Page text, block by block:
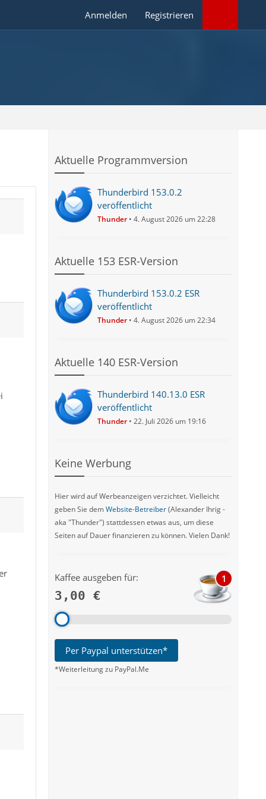
Anmelden Registrieren
Aktuelle Programmversion
Thunderbird 153.0.2
veröffentlicht
Thunder 4. August 2026 um 22:28
Aktuelle 153 ESR-Version
Thunderbird 153.0.2 ESR
veröffentlicht
Thunder 4. August 2026 um 22:34
Aktuelle 140 ESR-Version
Thunderbird 140.13.0 ESR
veröffentlicht
Thunder 22. Juli 2026 um 19:16
Keine Werbung
Hier wird auf Werbeanzeigen verzichtet. Vielleicht
geben Sie demWebsite-Betreiber(Alexander Ihrig -
aka "Thunder") stattdessen etwas aus, um diese
Seiten auf Dauer finanzieren zu können. Vielen Dank!
Kaffee ausgeben für:
3,00 €
1
Per Paypal unterstützen*
*Weiterleitung zu PayPal.Me